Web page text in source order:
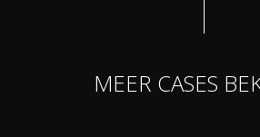
MEER CASES